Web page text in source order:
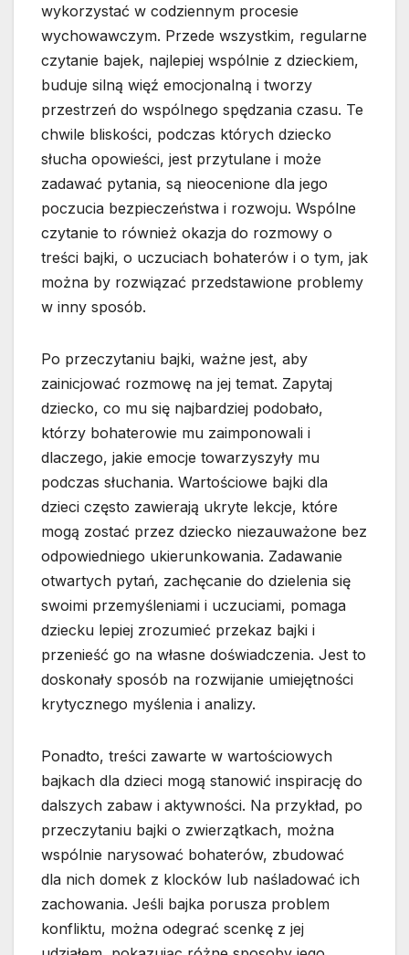
wykorzystać w codziennym procesie
wychowawczym. Przede wszystkim, regularne
czytanie bajek, najlepiej wspólnie z dzieckiem,
buduje silną więź emocjonalną i tworzy
przestrzeń do wspólnego spędzania czasu. Te
chwile bliskości, podczas których dziecko
słucha opowieści, jest przytulane i może
zadawać pytania, są nieocenione dla jego
poczucia bezpieczeństwa i rozwoju. Wspólne
czytanie to również okazja do rozmowy o
treści bajki, o uczuciach bohaterów i o tym, jak
można by rozwiązać przedstawione problemy
w inny sposób.
Po przeczytaniu bajki, ważne jest, aby
zainicjować rozmowę na jej temat. Zapytaj
dziecko, co mu się najbardziej podobało,
którzy bohaterowie mu zaimponowali i
dlaczego, jakie emocje towarzyszyły mu
podczas słuchania. Wartościowe bajki dla
dzieci często zawierają ukryte lekcje, które
mogą zostać przez dziecko niezauważone bez
odpowiedniego ukierunkowania. Zadawanie
otwartych pytań, zachęcanie do dzielenia się
swoimi przemyśleniami i uczuciami, pomaga
dziecku lepiej zrozumieć przekaz bajki i
przenieść go na własne doświadczenia. Jest to
doskonały sposób na rozwijanie umiejętności
krytycznego myślenia i analizy.
Ponadto, treści zawarte w wartościowych
bajkach dla dzieci mogą stanowić inspirację do
dalszych zabaw i aktywności. Na przykład, po
przeczytaniu bajki o zwierzątkach, można
wspólnie narysować bohaterów, zbudować
dla nich domek z klocków lub naśladować ich
zachowania. Jeśli bajka porusza problem
konfliktu, można odegrać scenkę z jej